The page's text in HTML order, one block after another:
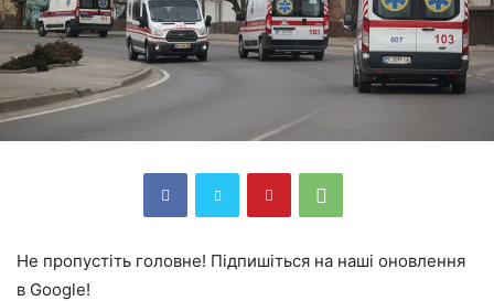
Не пропустіть головне! Підпишіться на наші оновлення
в Google!